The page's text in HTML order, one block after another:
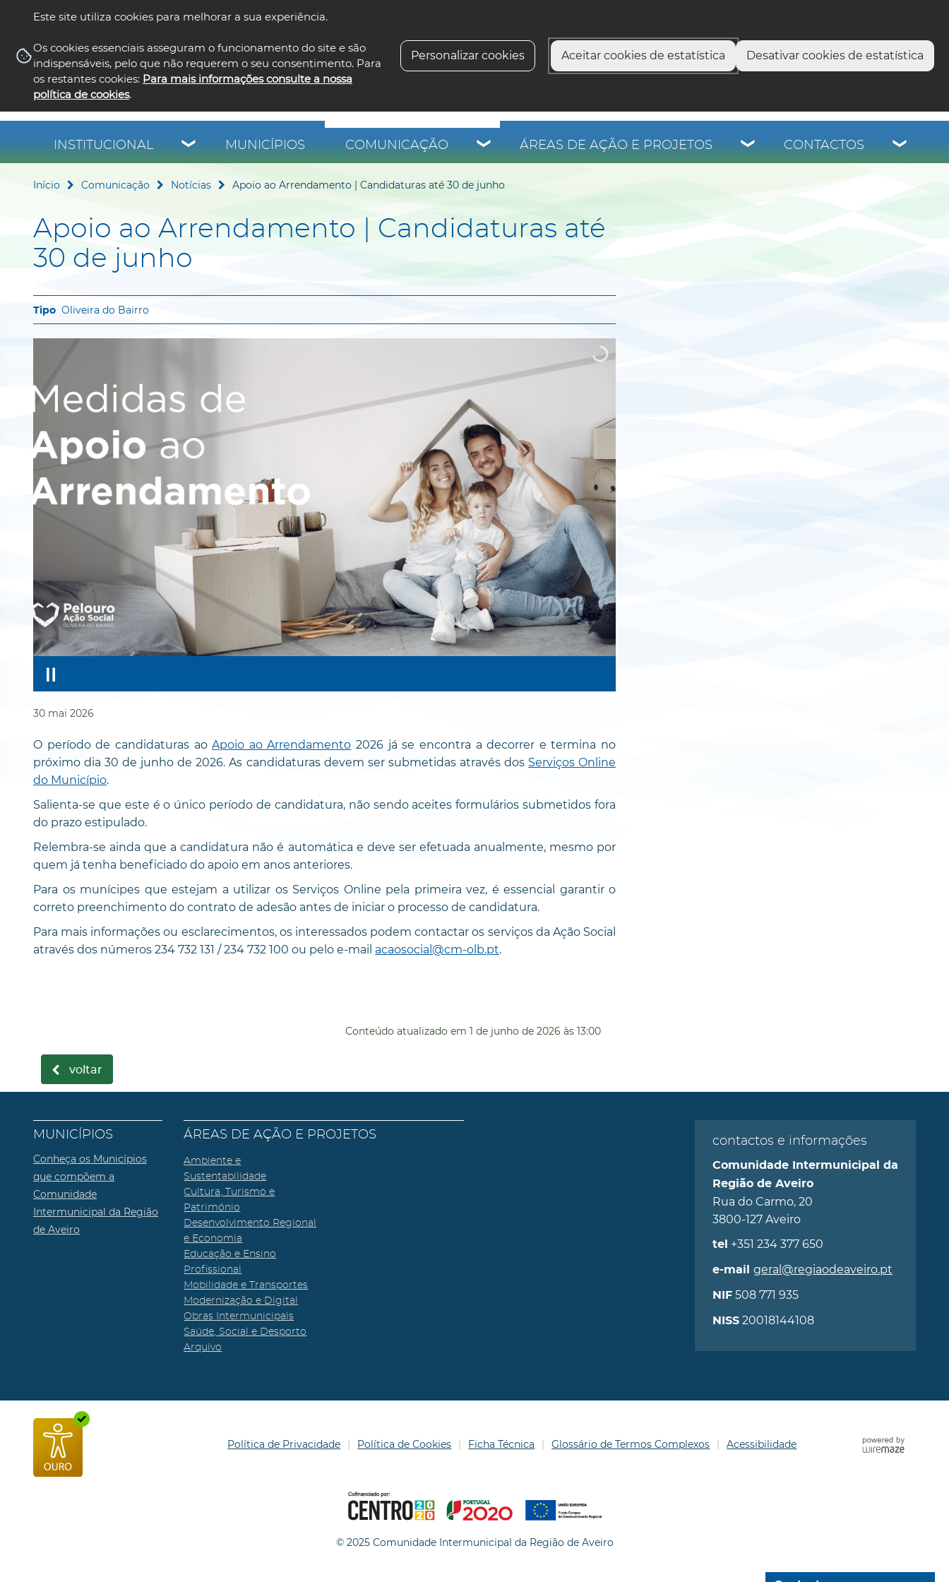
Este site utiliza cookies para melhorar a sua experiência.
Os cookies essenciais asseguram o funcionamento do site e são
indispensáveis, pelo que não requerem o seu consentimento. Para
os restantes cookies: Para mais informações consulte a nossa
política de cookies.
Personalizar cookies Aceitar cookies de estatística Desativar cookies de estatística
INSTITUCIONAL MUNICÍPIOS COMUNICAÇÃO ÁREAS DE AÇÃO E PROJETOS CONTACTOS
Início Comunicação Notícias Apoio ao Arrendamento | Candidaturas até 30 de junho
Apoio ao Arrendamento | Candidaturas até
30 de junho
Oliveira do Bairro
30 mai 2026
O período de candidaturas aoApoio ao Arrendamento 2026 já se encontra a decorrer e termina no
próximo dia 30 de junho de 2026. As candidaturas devem ser submetidas através dos Serviços Online
do Município.
Salienta-se que este é o único período de candidatura, não sendo aceites formulários submetidos fora
do prazo estipulado.
Relembra-se ainda que a candidatura não é automática e deve ser efetuada anualmente, mesmo por
quem já tenha beneficiado do apoio em anos anteriores.
Para os munícipes que estejam a utilizar os Serviços Online pela primeira vez, é essencial garantir o
correto preenchimento do contrato de adesão antes de iniciar o processo de candidatura.
Para mais informações ou esclarecimentos, os interessados podem contactar os serviços da Ação Social
através dos números 234 732 131 / 234 732 100 ou pelo e-mail acaosocial@cm-olb.pt.
Conteúdo atualizado em 1 de junho de 2026 às 13:00
voltar
MUNICÍPIOS
Conheça os Municípios
que compõem a
Comunidade
Intermunicipal da Região
de Aveiro
ÁREAS DE AÇÃO E PROJETOS
Ambiente e
Sustentabilidade
Cultura, Turismo e
Património
Desenvolvimento Regional
e Economia
Educação e Ensino
Profissional
Mobilidade e Transportes
Modernização e Digital
Obras Intermunicipais
Saúde, Social e Desporto
Arquivo
contactos e informações
Comunidade Intermunicipal da
Região de Aveiro
Rua do Carmo, 20
3800-127 Aveiro
tel +351 234 377 650
e-mail geral@regiaodeaveiro.pt
NIF508 771 935
NISS20018144108
Política de Privacidade Política de Cookies Ficha Técnica Glossário de Termos Complexos Acessibilidade
© 2025 Comunidade Intermunicipal da Região de Aveiro